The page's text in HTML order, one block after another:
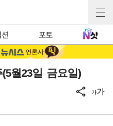
포토
월23일 금요일)
가가